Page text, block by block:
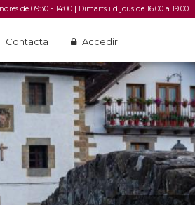
de 09:30 - 14:00 | Dimarts i dijous de 16.00 a 19.00
Contacta Accedir